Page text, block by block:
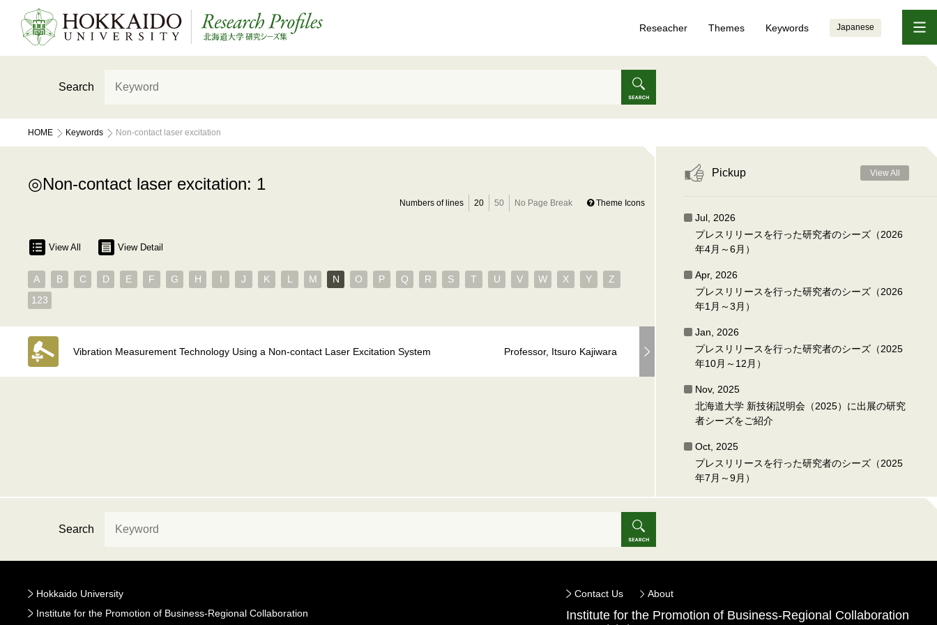
Reseacher Themes Keywords Japanese
Search
HOME Keywords Non-contact laser excitation
Non-contact laser excitation: 1
Numbers of lines 20 50 No Page Break Theme Icons
View All View Detail
A B C D E F G H I J K L M N O P Q R S T U V W X Y
Z
123
Vibration Measurement Technology Using a Non-contact Laser Excitation System Professor, Itsuro Kajiwara
Pickup View All
Jul, 2026
プレスリリースを行った研究者のシーズ（2026
年4月～6月）
Apr, 2026
プレスリリースを行った研究者のシーズ（2026
年1月～3月）
Jan, 2026
プレスリリースを行った研究者のシーズ（2025
年10月～12月）
Nov, 2025
北海道大学 新技術説明会（2025）に出展の研究
者シーズをご紹介
Oct, 2025
プレスリリースを行った研究者のシーズ（2025
年7月～9月）
Search
Hokkaido University
Institute for the Promotion of Business-Regional Collaboration
Contact Us About
Institute for the Promotion of Business-Regional Collaboration